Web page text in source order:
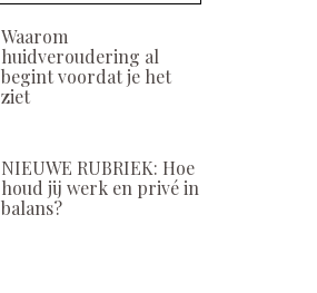
Waarom
huidveroudering al
begint voordat je het
ziet
NIEUWE RUBRIEK: Hoe
houd jij werk en privé in
balans?